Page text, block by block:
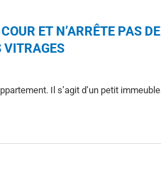
ET N’ARRÊTE PAS
VITRAGES
Il s’agit d’un petit